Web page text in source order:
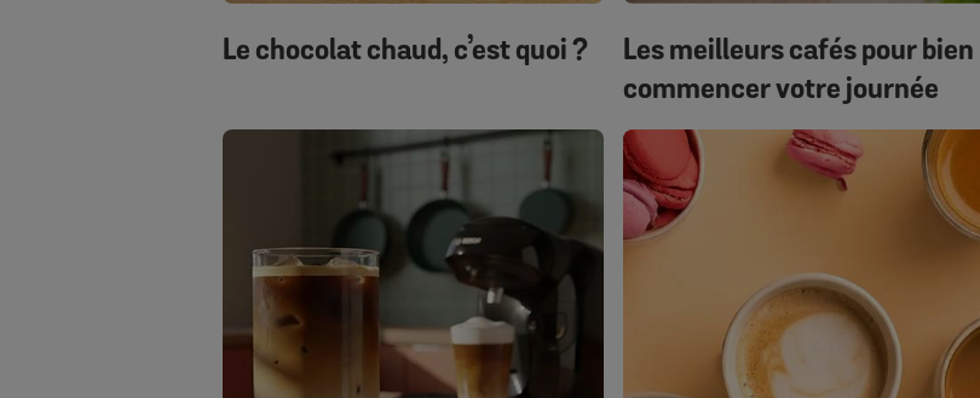
Le chocolat chaud, c’est quoi ?
Les meilleurs cafés pour bien
commencer votre journée